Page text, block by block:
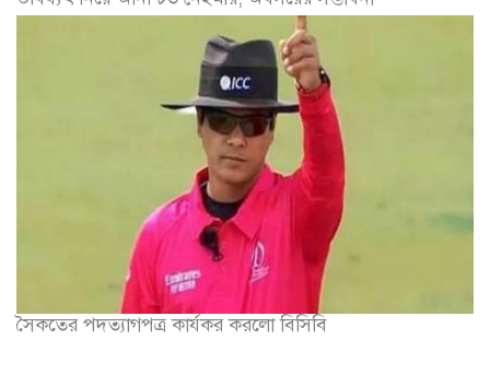
সৈকতের পদত্যাগপত্র কার্যকর করলো বিসিবি